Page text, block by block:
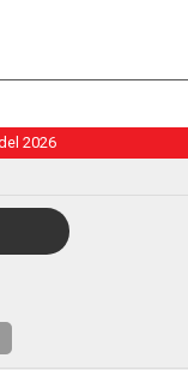
2026